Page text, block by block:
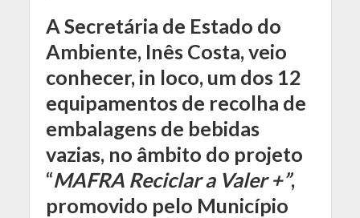
A Secretária de Estado do
Ambiente, Inês Costa, veio
conhecer, in loco, um dos 12
equipamentos de recolha de
embalagens de bebidas
vazias, no âmbito do projeto
“MAFRA Reciclar a Valer +”,
promovido pelo Município